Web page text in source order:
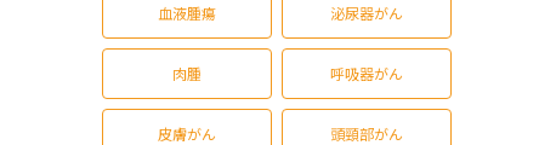
血液腫瘍 泌尿器がん
肉腫 呼吸器がん
皮膚がん 頭頸部がん